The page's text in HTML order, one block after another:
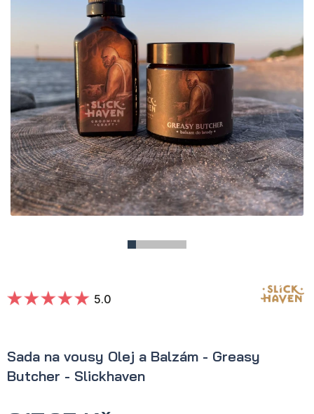
Sada na vousy Olej a Balzám - Greasy
Butcher - Slickhaven
5.0